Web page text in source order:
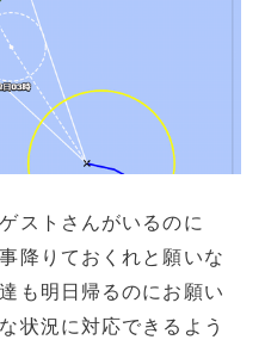
ストさんがいるのに
降りておくれと願いな
も明日帰るのにお願い
状況に対応できるよう